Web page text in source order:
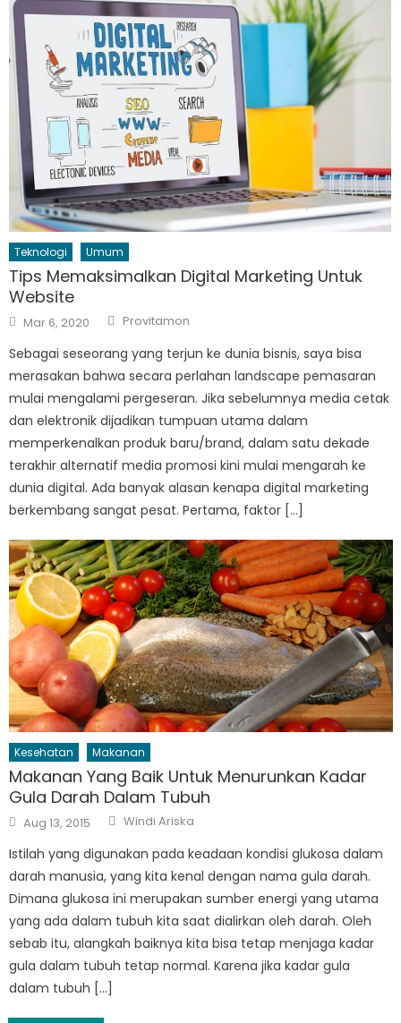
Teknologi Umum
Tips Memaksimalkan Digital Marketing Untuk
Website
Posted
on
Mar 6, 2020 Author
Provitamon
Sebagai seseorang yang terjun ke dunia bisnis, saya bisa
merasakan bahwa secara perlahan landscape pemasaran
mulai mengalami pergeseran. Jika sebelumnya media cetak
dan elektronik dijadikan tumpuan utama dalam
memperkenalkan produk baru/brand, dalam satu dekade
terakhir alternatif media promosi kini mulai mengarah ke
dunia digital. Ada banyak alasan kenapa digital marketing
berkembang sangat pesat. Pertama, faktor […]
Kesehatan Makanan
Makanan Yang Baik Untuk Menurunkan Kadar
Gula Darah Dalam Tubuh
Posted
on
Aug 13, 2015 Author
Windi Ariska
Istilah yang digunakan pada keadaan kondisi glukosa dalam
darah manusia, yang kita kenal dengan nama gula darah.
Dimana glukosa ini merupakan sumber energi yang utama
yang ada dalam tubuh kita saat dialirkan oleh darah. Oleh
sebab itu, alangkah baiknya kita bisa tetap menjaga kadar
gula dalam tubuh tetap normal. Karena jika kadar gula
dalam tubuh […]